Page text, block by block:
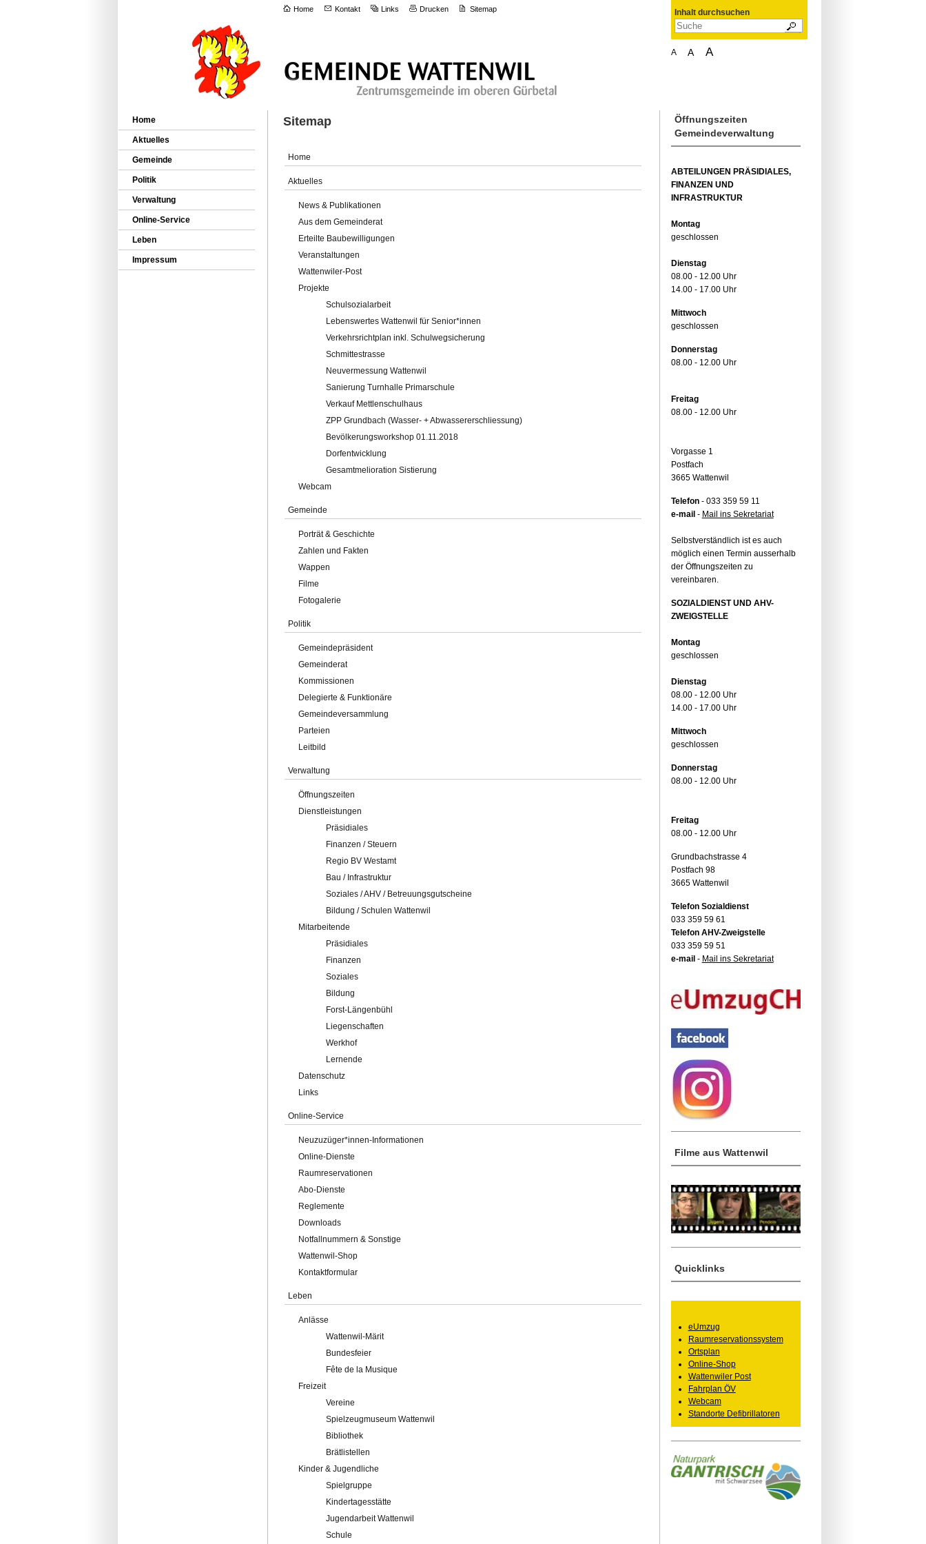
Home Kontakt Links Drucken Sitemap Inhalt durchsuchen
A A A
Home
Aktuelles
Gemeinde
Politik
Verwaltung
Online-Service
Leben
Impressum
Sitemap
Home
Aktuelles
News & Publikationen
Aus dem Gemeinderat
Erteilte Baubewilligungen
Veranstaltungen
Wattenwiler-Post
Projekte
Schulsozialarbeit
Lebenswertes Wattenwil für Senior*innen
Verkehrsrichtplan inkl. Schulwegsicherung
Schmittestrasse
Neuvermessung Wattenwil
Sanierung Turnhalle Primarschule
Verkauf Mettlenschulhaus
ZPP Grundbach (Wasser- + Abwassererschliessung)
Bevölkerungsworkshop 01.11.2018
Dorfentwicklung
Gesamtmelioration Sistierung
Webcam
Gemeinde
Porträt & Geschichte
Zahlen und Fakten
Wappen
Filme
Fotogalerie
Politik
Gemeindepräsident
Gemeinderat
Kommissionen
Delegierte & Funktionäre
Gemeindeversammlung
Parteien
Leitbild
Verwaltung
Öffnungszeiten
Dienstleistungen
Präsidiales
Finanzen / Steuern
Regio BV Westamt
Bau / Infrastruktur
Soziales / AHV / Betreuungsgutscheine
Bildung / Schulen Wattenwil
Mitarbeitende
Präsidiales
Finanzen
Soziales
Bildung
Forst-Längenbühl
Liegenschaften
Werkhof
Lernende
Datenschutz
Links
Online-Service
Neuzuzüger*innen-Informationen
Online-Dienste
Raumreservationen
Abo-Dienste
Reglemente
Downloads
Notfallnummern & Sonstige
Wattenwil-Shop
Kontaktformular
Leben
Anlässe
Wattenwil-Märit
Bundesfeier
Fête de la Musique
Freizeit
Vereine
Spielzeugmuseum Wattenwil
Bibliothek
Brätlistellen
Kinder & Jugendliche
Spielgruppe
Kindertagesstätte
Jugendarbeit Wattenwil
Schule
Öffnungszeiten
Gemeindeverwaltung
ABTEILUNGEN PRÄSIDIALES,
FINANZEN UND
INFRASTRUKTUR
Montag
geschlossen
Dienstag
08.00 - 12.00 Uhr
14.00 - 17.00 Uhr
Mittwoch
geschlossen
Donnerstag
08.00 - 12.00 Uhr
Freitag
08.00 - 12.00 Uhr
Vorgasse 1
Postfach
3665 Wattenwil
Telefon- 033 359 59 11
e-mail - Mail ins Sekretariat
Selbstverständlich ist es auch
möglich einen Termin ausserhalb
der Öffnungszeiten zu
vereinbaren.
SOZIALDIENST UND AHV-
ZWEIGSTELLE
Montag
geschlossen
Dienstag
08.00 - 12.00 Uhr
14.00 - 17.00 Uhr
Mittwoch
geschlossen
Donnerstag
08.00 - 12.00 Uhr
Freitag
08.00 - 12.00 Uhr
Grundbachstrasse 4
Postfach 98
3665 Wattenwil
Telefon Sozialdienst
033 359 59 61
Telefon AHV-Zweigstelle
033 359 59 51
e-mail - Mail ins Sekretariat
Filme aus Wattenwil
Quicklinks
eUmzug
Raumreservationssystem
Ortsplan
Online-Shop
Wattenwiler Post
Fahrplan ÖV
Webcam
Standorte Defibrillatoren